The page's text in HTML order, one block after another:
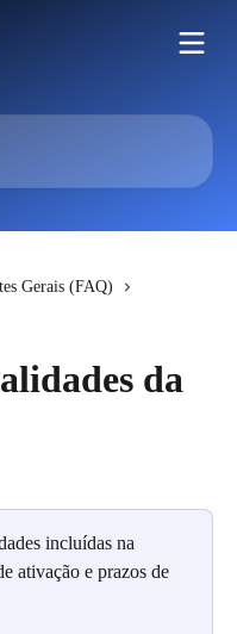
Gerais (FAQ)
da
incluídas na
ativação e prazos de